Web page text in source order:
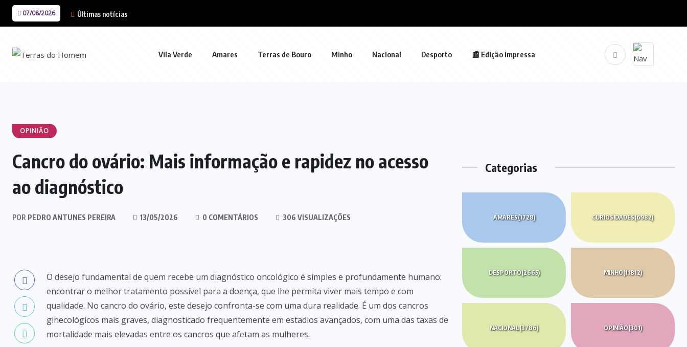
07/08/2026 Últimas notícias
Vila Verde Amares Terras de Bouro Minho Nacional Desporto 📰 Edição impressa
OPINIÃO
Cancro do ovário: Mais informação e rapidez no acesso
ao diagnóstico
POR PEDRO ANTUNES PEREIRA 13/05/2026 0 COMENTÁRIOS 306 VISUALIZAÇÕES
O desejo fundamental de quem recebe um diagnóstico oncológico é simples e profundamente humano:
encontrar o melhor tratamento possível para a doença, que lhe permita viver mais tempo e com
qualidade. No cancro do ovário, este desejo confronta-se com uma dura realidade. É um dos cancros
ginecológicos mais graves, diagnosticado frequentemente em estadios avançados, com uma das taxas de
mortalidade mais elevadas entre os cancros que afetam as mulheres.
Categorias
AMARES(1728) CURIOSIDADES(6982)
DESPORTO(2665) MINHO(11812)
NACIONAL(3786) OPINIÃO(301)